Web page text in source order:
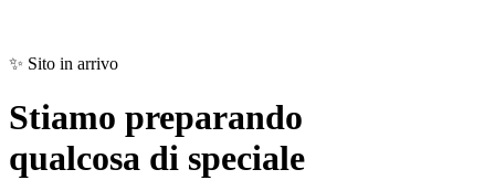
✨ Sito in arrivo
Stiamo preparando
qualcosa di speciale